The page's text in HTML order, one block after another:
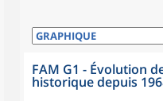
FAM G1 - Évolution
historique depuis